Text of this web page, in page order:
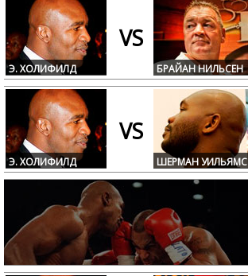
Э. ХОЛИФИЛД
VS
БРАЙАН НИЛЬСЕН
Э. ХОЛИФИЛД
VS
ШЕРМАН УИЛЬЯМС